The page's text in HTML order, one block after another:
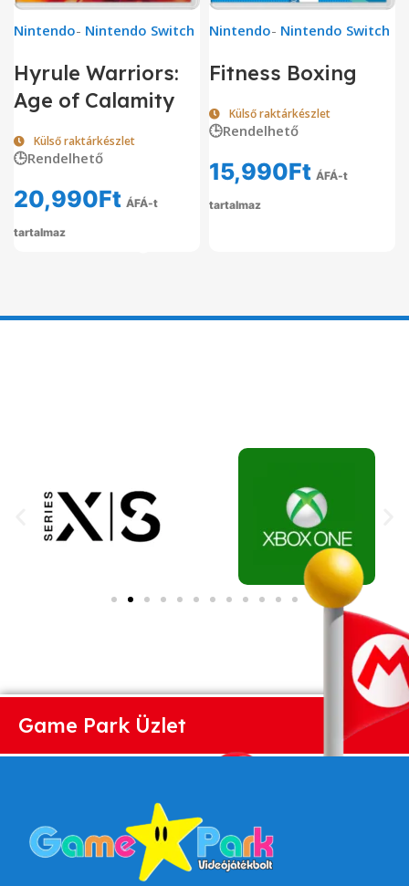
Nintendo- Nintendo Switch
Hyrule Warriors:
Age of Calamity
Külső raktárkészlet
🕒Rendelhető
20,990Ft ÁFÁ-t
tartalmaz
Nintendo- Nintendo Switch
Fitness Boxing
Külső raktárkészlet
🕒Rendelhető
15,990Ft ÁFÁ-t
tartalmaz
Game Park Üzlet